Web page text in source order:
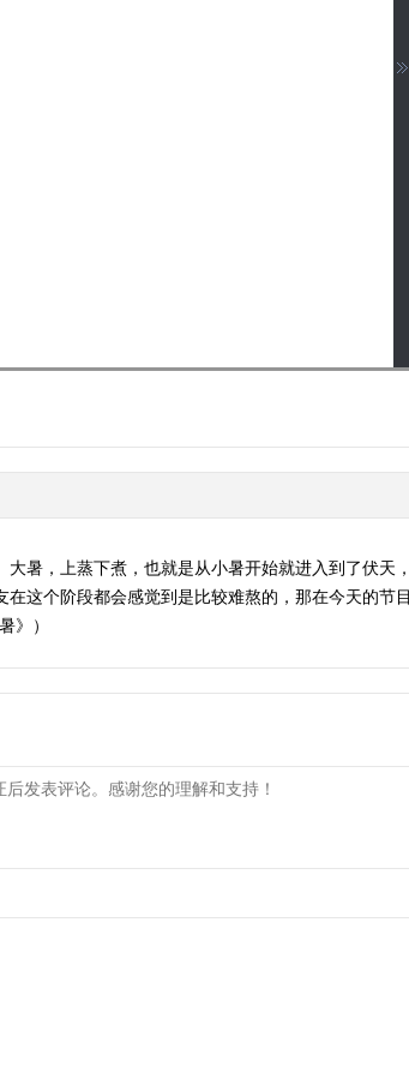
暑，上蒸下煮，也就是从小暑开始就进入到了伏天
这个阶段都会感觉到是比较难熬的，那在今天的节
》）